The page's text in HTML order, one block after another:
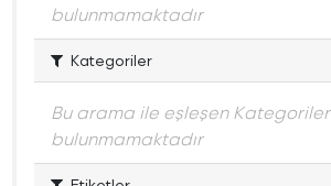
bulunmamaktadır
Kategoriler
Bu arama ile eşleşen Kategoriler
bulunmamaktadır